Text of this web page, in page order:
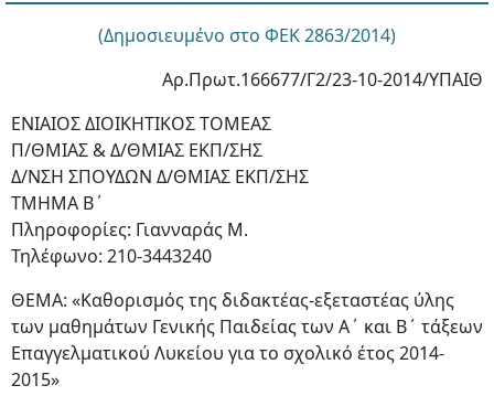
(Δημοσιευμένο στο ΦΕΚ 2863/2014)
Αρ.Πρωτ.166677/Γ2/23-10-2014/ΥΠΑΙΘ
ΕΝΙΑΙΟΣ ΔΙΟΙΚΗΤΙΚΟΣ ΤΟΜΕΑΣ
Π/ΘΜΙΑΣ & Δ/ΘΜΙΑΣ ΕΚΠ/ΣΗΣ
Δ/ΝΣΗ ΣΠΟΥΔΩΝ Δ/ΘΜΙΑΣ ΕΚΠ/ΣΗΣ
ΤΜΗΜΑ B΄
Πληροφορίες: Γιανναράς Μ.
Τηλέφωνο: 210-3443240
ΘΕΜΑ: «Καθορισμός της διδακτέας-εξεταστέας ύλης
των μαθημάτων Γενικής Παιδείας των Α΄ και Β΄ τάξεων
Επαγγελματικού Λυκείου για το σχολικό έτος 2014-
2015»